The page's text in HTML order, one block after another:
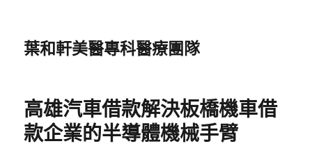
葉和軒美醫專科醫療團隊
高雄汽車借款解決板橋機車借
款企業的半導體機械手臂